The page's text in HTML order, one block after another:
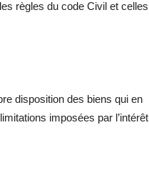
règles du code Civil et celles
disposition des biens qui en
imposées par l’intérêt